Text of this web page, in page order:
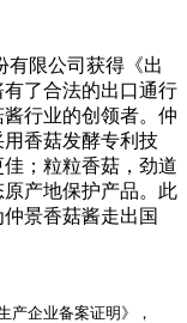
有限公司获得《出
了合法的出口通行
行业的创领者。仲
香菇发酵专利技
；粒粒香菇，劲道
产地保护产品。此
景香菇酱走出国
产企业备案证明》，